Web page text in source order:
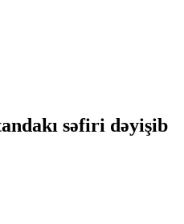
səfiri dəyişib